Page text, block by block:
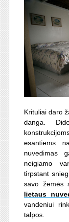
Krituliai daro
danga.
esantiems
nuvedimas
neigiamo
tirpstant
savo žemės
lietaus
vandeniui
talpos.